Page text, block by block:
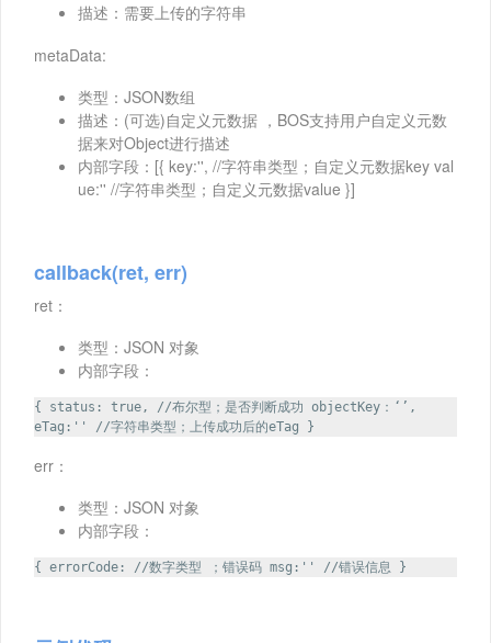
描述：需要上传的字符串
metaData:
类型：JSON数组
描述：(可选)自定义元数据 ，BOS支持用户自定义元数
据来对Object进行描述
内部字段：[{ key:'', //字符串类型；自定义元数据key val
ue:'' //字符串类型；自定义元数据value }]
callback(ret, err)
ret：
类型：JSON 对象
内部字段：
{ status: true, //布尔型；是否判断成功 objectKey：‘’,
eTag:'' //字符串类型；上传成功后的eTag }
err：
类型：JSON 对象
内部字段：
{ errorCode: //数字类型 ；错误码 msg:'' //错误信息 }